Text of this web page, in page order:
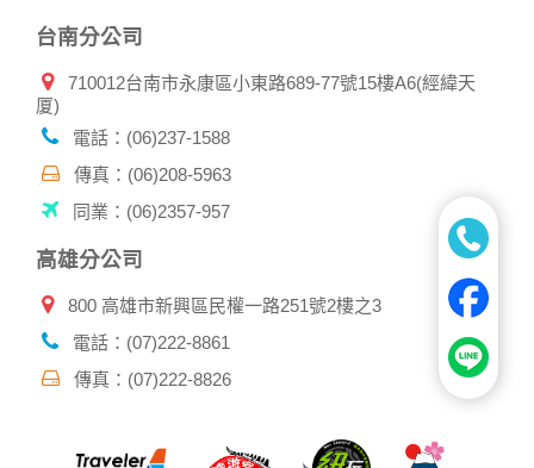
台南分公司
710012台南市永康區小東路689-77號15樓A6(經緯天
厦)
電話：(06)237-1588
傳真：(06)208-5963
同業：(06)2357-957
高雄分公司
800 高雄市新興區民權一路251號2樓之3
電話：(07)222-8861
傳真：(07)222-8826